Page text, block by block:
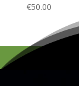
€50.00